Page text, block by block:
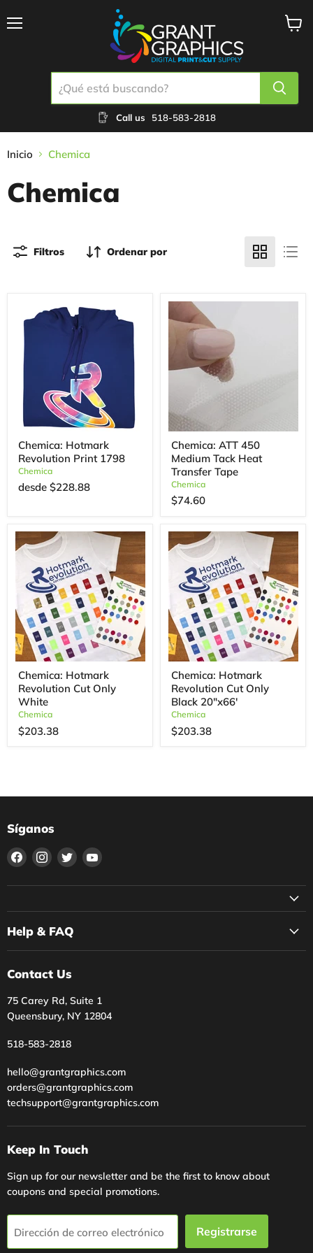
Call us 518-583-2818
Inicio Chemica
Chemica
Filtros Ordenar por
Chemica: Hotmark
Revolution Print 1798
Chemica
desde $228.88
Chemica: ATT 450
Medium Tack Heat
Transfer Tape
Chemica
$74.60
Chemica: Hotmark
Revolution Cut Only
White
Chemica
$203.38
Chemica: Hotmark
Revolution Cut Only
Black 20"x66'
Chemica
$203.38
Síganos
Encuéntrenos
en
Facebook
Encuéntrenos
en
Instagram
Encuéntrenos
en
Twitter
Encuéntrenos
YouTube
Help & FAQ
Contact Us
75 Carey Rd, Suite 1
Queensbury, NY 12804
518-583-2818
hello@grantgraphics.com
orders@grantgraphics.com
techsupport@grantgraphics.com
Keep In Touch
Sign up for our newsletter and be the first to know about
coupons and special promotions.
Dirección de correo electrónico Registrarse